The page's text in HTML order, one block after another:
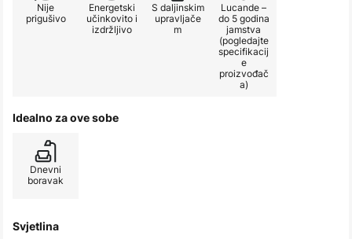
Nije
prigušivo
Energetski
učinkovito i
izdržljivo
S daljinskim
upravljače
m
Lucande –
do 5 godina
jamstva
(pogledajte
specifikacij
e
proizvođač
a)
Idealno za ove sobe
Dnevni
boravak
Svjetlina